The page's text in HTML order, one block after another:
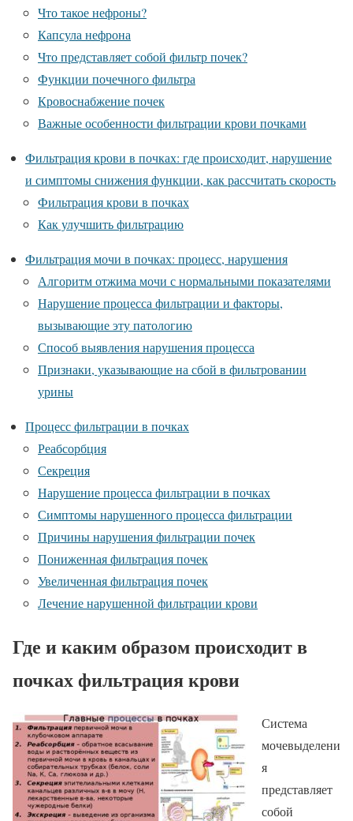
Что такое нефроны?
Капсула нефрона
Что представляет собой фильтр почек?
Функции почечного фильтра
Кровоснабжение почек
Важные особенности фильтрации крови почками
Фильтрация крови в почках: где происходит, нарушение
и симптомы снижения функции, как рассчитать скорость
Фильтрация крови в почках
Как улучшить фильтрацию
Фильтрация мочи в почках: процесс, нарушения
Алгоритм отжима мочи с нормальными показателями
Нарушение процесса фильтрации и факторы,
вызывающие эту патологию
Способ выявления нарушения процесса
Признаки, указывающие на сбой в фильтровании
урины
Процесс фильтрации в почках
Реабсорбция
Секреция
Нарушение процесса фильтрации в почках
Симптомы нарушенного процесса фильтрации
Причины нарушения фильтрации почек
Пониженная фильтрация почек
Увеличенная фильтрация почек
Лечение нарушенной фильтрации крови
Где и каким образом происходит в
почках фильтрация крови
Система
мочевыделени
я
представляет
собой